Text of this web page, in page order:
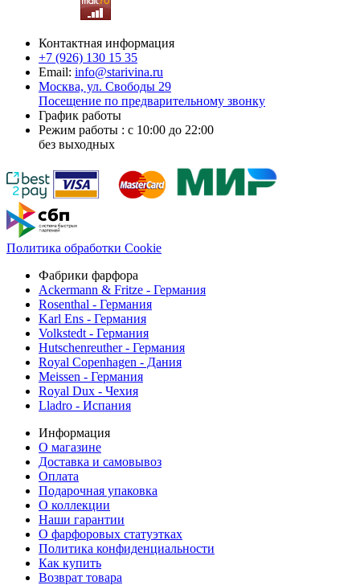
Контактная информация
+7 (926) 130 15 35
Email: info@starivina.ru
Москва, ул. Свободы 29
Посещение по предварительному звонку
График работы
Режим работы : с 10:00 до 22:00
без выходных
Политика обработки Cookie
Фабрики фарфора
Ackermann & Fritze - Германия
Rosenthal - Германия
Karl Ens - Германия
Volkstedt - Германия
Hutschenreuther - Германия
Royal Copenhagen - Дания
Meissen - Германия
Royal Dux - Чехия
Lladro - Испания
Информация
О магазине
Доставка и самовывоз
Оплата
Подарочная упаковка
О коллекции
Наши гарантии
О фарфоровых статуэтках
Политика конфиденциальности
Как купить
Возврат товара